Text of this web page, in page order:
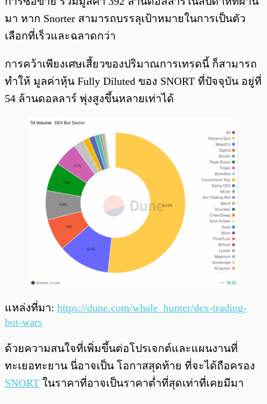
มา หาก Snorter สามารถบรรลุเป้าหมายในการเป็นตัว
เลือกที่เร็วและฉลาดกว่า
การคว้าเพียงเศษเสี้ยวของปริมาณการเทรดนี้ ก็สามารถ
ทำให้ มูลค่าหุ้น Fully Diluted ของ SNORT ที่ปัจจุบัน อยู่ที่
54 ล้านดอลลาร์ พุ่งสูงขึ้นหลายเท่าได้
แหล่งที่มา: https://dune.com/whale_hunter/dex-trading-
bot-wars
ด้วยความสนใจที่เพิ่มขึ้นต่อโปรเจกต์และแผนงานที่
ทะเยอทะยาน นี่อาจเป็น โอกาสสุดท้าย ที่จะได้ถือครอง
SNORT ในราคาที่อาจเป็นราคาต่ำที่สุดเท่าที่เคยมีมา